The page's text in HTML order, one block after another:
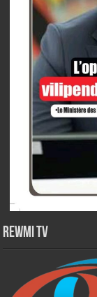
Rewmi TV